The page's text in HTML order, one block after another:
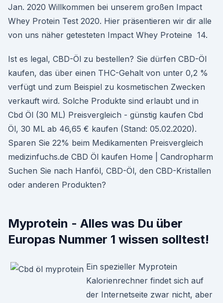
Jan. 2020 Willkommen bei unserem großen Impact
Whey Protein Test 2020. Hier präsentieren wir dir alle
von uns näher getesteten Impact Whey Proteine 14.
Ist es legal, CBD-Öl zu bestellen? Sie dürfen CBD-Öl
kaufen, das über einen THC-Gehalt von unter 0,2 %
verfügt und zum Beispiel zu kosmetischen Zwecken
verkauft wird. Solche Produkte sind erlaubt und in
Cbd Öl (30 ML) Preisvergleich - günstig kaufen Cbd
Öl, 30 ML ab 46,65 € kaufen (Stand: 05.02.2020).
Sparen Sie 22% beim Medikamenten Preisvergleich
medizinfuchs.de CBD Öl kaufen Home | Candropharm
Suchen Sie nach Hanföl, CBD-Öl, den CBD-Kristallen
oder anderen Produkten?
Myprotein - Alles was Du über
Europas Nummer 1 wissen solltest!
Ein spezieller Myprotein
Kalorienrechner findet sich auf
der Internetseite zwar nicht, aber